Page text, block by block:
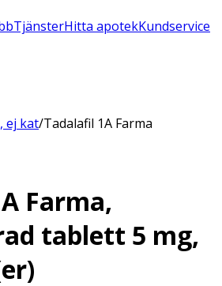
TjänsterHitta apotekKundservice
ej kat/Tadalafil 1A Farma
Farma,
tablett 5 mg,